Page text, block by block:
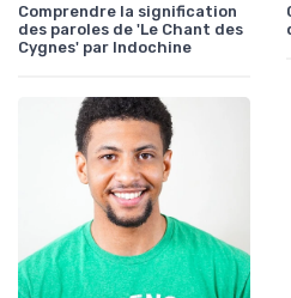
Comprendre la signification
des paroles de 'Le Chant des
Cygnes' par Indochine